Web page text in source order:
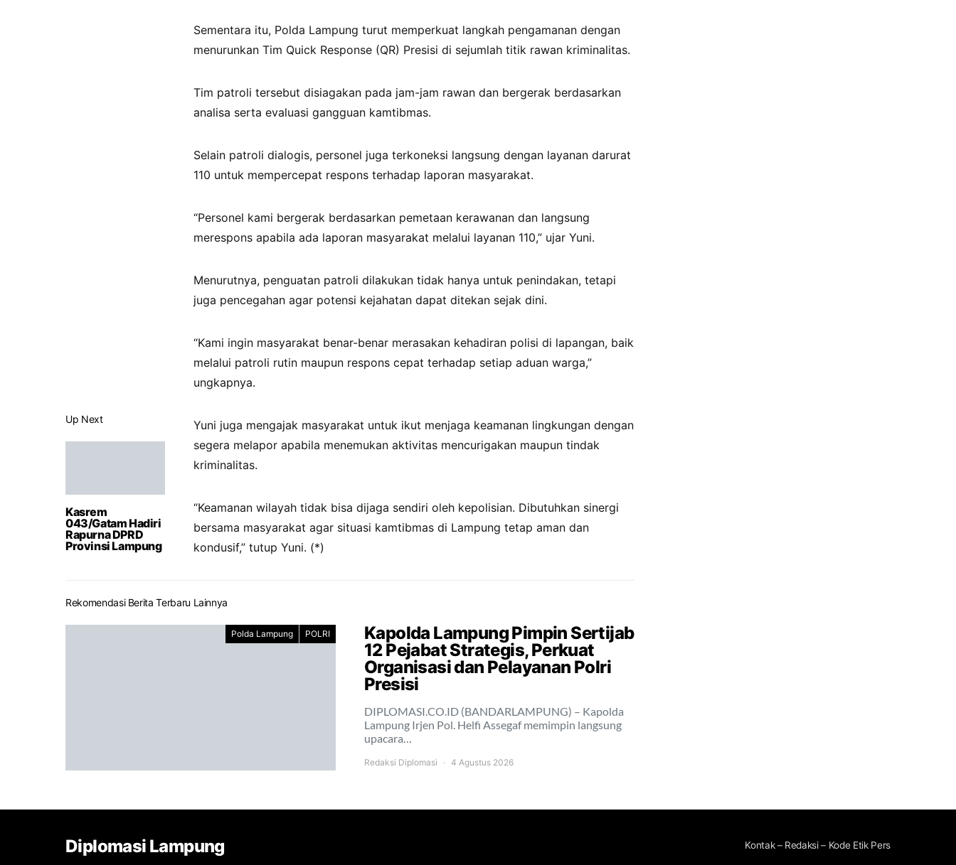
Up Next
Kasrem
043/Gatam Hadiri
Rapurna DPRD
Provinsi Lampung
Sementara itu, Polda Lampung turut memperkuat langkah pengamanan dengan
menurunkan Tim Quick Response (QR) Presisi di sejumlah titik rawan kriminalitas.
Tim patroli tersebut disiagakan pada jam-jam rawan dan bergerak berdasarkan
analisa serta evaluasi gangguan kamtibmas.
Selain patroli dialogis, personel juga terkoneksi langsung dengan layanan darurat
110 untuk mempercepat respons terhadap laporan masyarakat.
“Personel kami bergerak berdasarkan pemetaan kerawanan dan langsung
merespons apabila ada laporan masyarakat melalui layanan 110,” ujar Yuni.
Menurutnya, penguatan patroli dilakukan tidak hanya untuk penindakan, tetapi
juga pencegahan agar potensi kejahatan dapat ditekan sejak dini.
“Kami ingin masyarakat benar-benar merasakan kehadiran polisi di lapangan, baik
melalui patroli rutin maupun respons cepat terhadap setiap aduan warga,”
ungkapnya.
Yuni juga mengajak masyarakat untuk ikut menjaga keamanan lingkungan dengan
segera melapor apabila menemukan aktivitas mencurigakan maupun tindak
kriminalitas.
“Keamanan wilayah tidak bisa dijaga sendiri oleh kepolisian. Dibutuhkan sinergi
bersama masyarakat agar situasi kamtibmas di Lampung tetap aman dan
kondusif,” tutup Yuni. (*)
Rekomendasi Berita Terbaru Lainnya
Polda Lampung POLRI
Kapolda Lampung Pimpin Sertijab
12 Pejabat Strategis, Perkuat
Organisasi dan Pelayanan Polri
Presisi
DIPLOMASI.CO.ID (BANDARLAMPUNG) – Kapolda
Lampung Irjen Pol. Helfi Assegaf memimpin langsung
upacara…
Redaksi Diplomasi 4 Agustus 2026
Diplomasi Lampung Kontak – Redaksi – Kode Etik Pers